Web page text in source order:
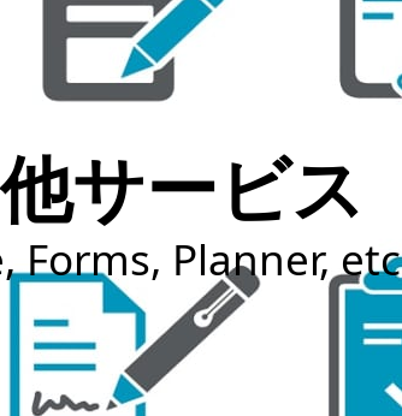
サービス
Forms, Planner, etc